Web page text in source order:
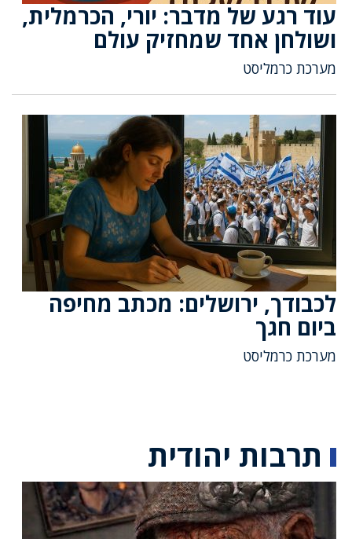
עוד רגע של מדבר: יורי, הכרמלית,
ושולחן אחד שמחזיק עולם
מערכת כרמליסט
לכבודך, ירושלים: מכתב מחיפה
ביום חגך
מערכת כרמליסט
תרבות יהודית